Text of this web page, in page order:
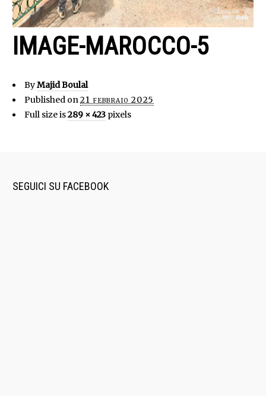
IMAGE-MAROCCO-5
ByMajid Boulal
Published on21 febbraio 2025
Full size is289 × 423 pixels
SEGUICI SU FACEBOOK